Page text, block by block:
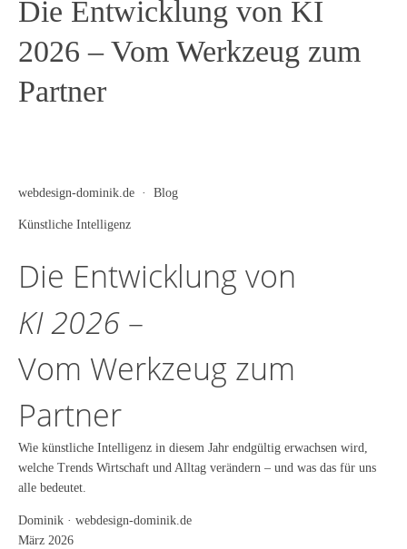
Die Entwicklung von KI
2026 – Vom Werkzeug zum
Partner
webdesign-dominik.de · Blog
Künstliche Intelligenz
Die Entwicklung von
KI 2026 –
Vom Werkzeug zum
Partner
Wie künstliche Intelligenz in diesem Jahr endgültig erwachsen wird,
welche Trends Wirtschaft und Alltag verändern – und was das für uns
alle bedeutet.
Dominik · webdesign-dominik.de
März 2026